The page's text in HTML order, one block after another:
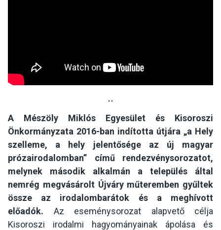
A Mészöly Miklós Egyesület és Kisoroszi
Önkormányzata 2016-ban indította útjára „a Hely
szelleme, a hely jelentősége az új magyar
prózairodalomban” című rendezvénysorozatot,
melynek második alkalmán a település által
nemrég megvásárolt Újváry műteremben gyűltek
össze az irodalombarátok és a meghívott
előadók. Az eseménysorozat alapvető célja
Kisoroszi irodalmi hagyományainak ápolása és